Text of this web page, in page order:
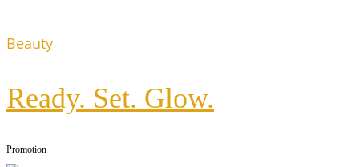
Beauty
Rea­dy. Set. Glow.
Pro­mo­ti­on